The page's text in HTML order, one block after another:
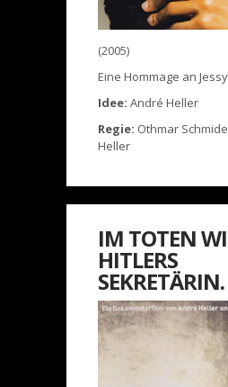
(2005)
Eine Hommage an
Idee: André Heller
Regie: Othmar
Heller
IM TOTEN
HITLERS
SEKRETÄRIN.